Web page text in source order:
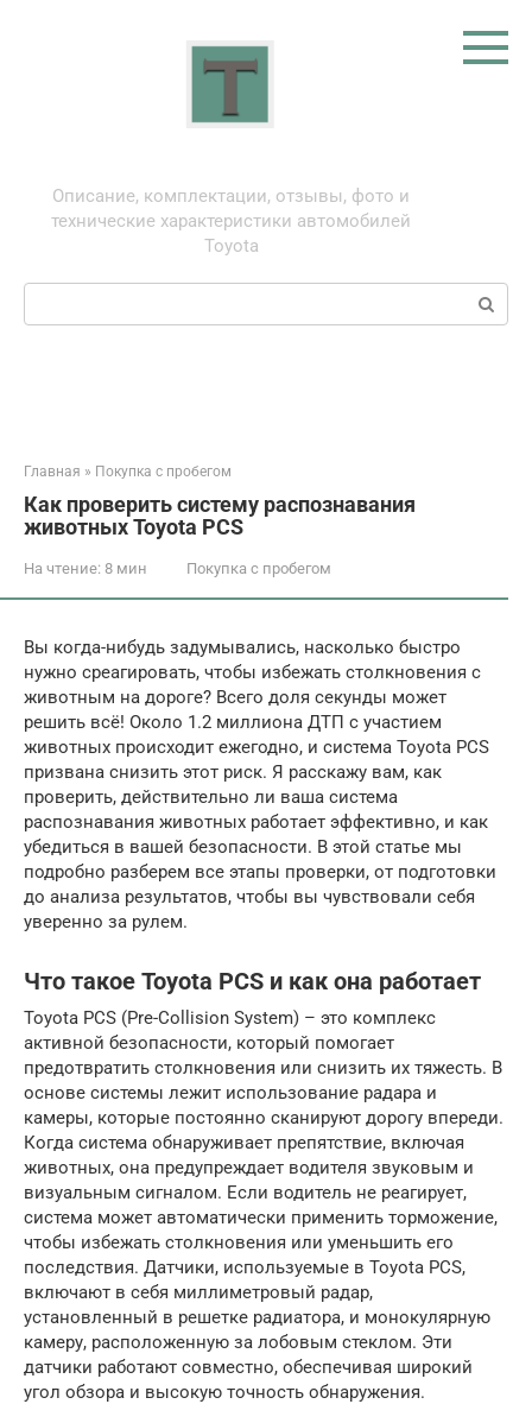
Описание, комплектации, отзывы, фото и
технические характеристики автомобилей
Toyota
Поиск:
Главная » Покупка с пробегом
Как проверить систему распознавания
животных Toyota PCS
На чтение: 8 мин Покупка с пробегом
Вы когда-нибудь задумывались, насколько быстро
нужно среагировать, чтобы избежать столкновения с
животным на дороге? Всего доля секунды может
решить всё! Около 1.2 миллиона ДТП с участием
животных происходит ежегодно, и система Toyota PCS
призвана снизить этот риск. Я расскажу вам, как
проверить, действительно ли ваша система
распознавания животных работает эффективно, и как
убедиться в вашей безопасности. В этой статье мы
подробно разберем все этапы проверки, от подготовки
до анализа результатов, чтобы вы чувствовали себя
уверенно за рулем.
Что такое Toyota PCS и как она работает
Toyota PCS (Pre-Collision System) – это комплекс
активной безопасности, который помогает
предотвратить столкновения или снизить их тяжесть. В
основе системы лежит использование радара и
камеры, которые постоянно сканируют дорогу впереди.
Когда система обнаруживает препятствие, включая
животных, она предупреждает водителя звуковым и
визуальным сигналом. Если водитель не реагирует,
система может автоматически применить торможение,
чтобы избежать столкновения или уменьшить его
последствия. Датчики, используемые в Toyota PCS,
включают в себя миллиметровый радар,
установленный в решетке радиатора, и монокулярную
камеру, расположенную за лобовым стеклом. Эти
датчики работают совместно, обеспечивая широкий
угол обзора и высокую точность обнаружения.